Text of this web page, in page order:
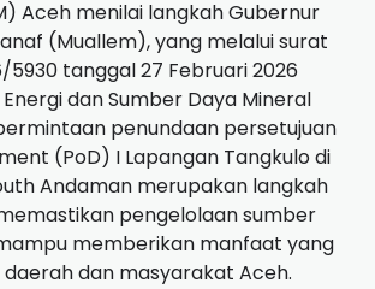
Aceh menilai langkah Gubernur
(Muallem), yang melalui surat
5930 tanggal 27 Februari 2026
dan Sumber Daya Mineral
penundaan persetujuan
(PoD) I Lapangan Tangkulo di
Andaman merupakan langkah
pengelolaan sumber
memberikan manfaat yang
dan masyarakat Aceh.